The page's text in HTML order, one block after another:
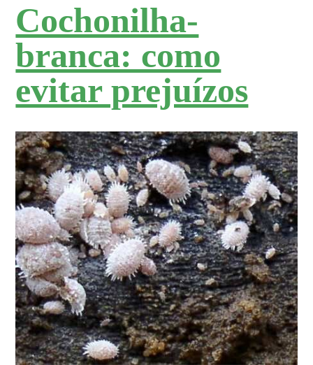
Cochonilha-
branca: como
evitar prejuízos